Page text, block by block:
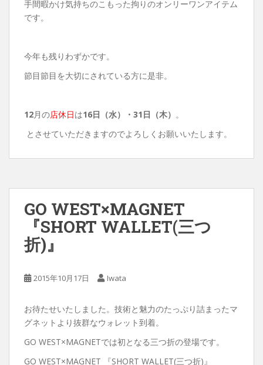
手間暇かけ気持ちのこもった拘りのオンリーワンアイテム
です。
今年も残りわずかです。
節目節目を大切にされている方に是非。
12月の店休日は16日（水）・31日（木） 。
とさせていただきますのでよろしくお願いいたします。
GO WEST×MAGNET
『SHORT WALLET(三つ
折)』
2015年10月17日 Iwata
お待たせいたしました。技術と魅力のたっぷり詰まったマ
グネットより抜群なウォレット到着。
GO WEST×MAGNETでは初となる三つ折の登場です。
GO WEST×MAGNET 『SHORT WALLET(三つ折)』